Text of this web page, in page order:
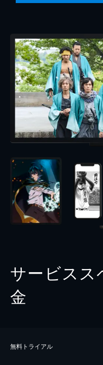
サービスス
金
無料トライアル